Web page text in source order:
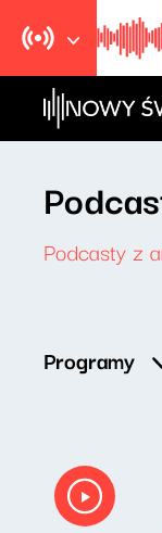
Podcasty z
Programy